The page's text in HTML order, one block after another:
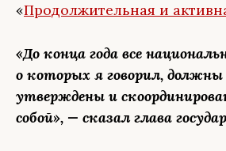
«Продолжительная и
«До конца года все
о которых я говорил,
утверждены и
собой», — сказал глава